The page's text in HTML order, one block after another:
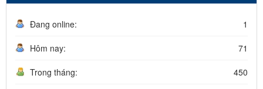
Đang online: 1
Hôm nay: 71
Trong tháng: 450